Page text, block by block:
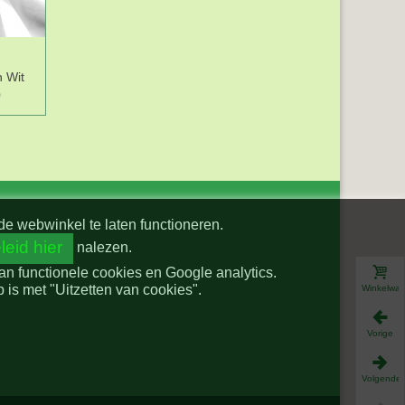
Wit
webwinkel te laten functioneren.
hier
nalezen.
functionele cookies en Google analytics.
is met "Uitzetten van cookies".
Vorige
Volgende